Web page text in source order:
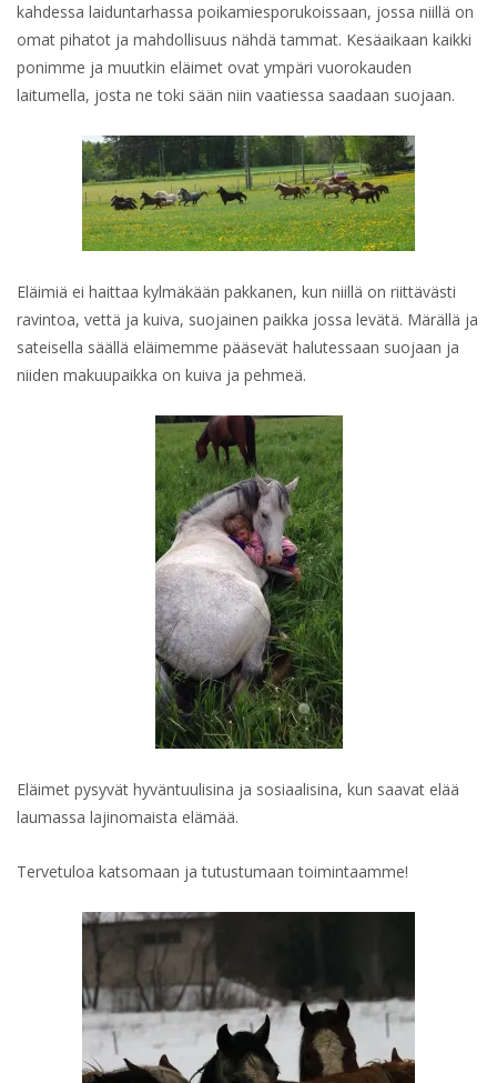
kahdessa laiduntarhassa poikamiesporukoissaan, jossa niillä on
omat pihatot ja mahdollisuus nähdä tammat. Kesäaikaan kaikki
ponimme ja muutkin eläimet ovat ympäri vuorokauden
laitumella, josta ne toki sään niin vaatiessa saadaan suojaan.
Eläimiä ei haittaa kylmäkään pakkanen, kun niillä on riittävästi
ravintoa, vettä ja kuiva, suojainen paikka jossa levätä. Märällä ja
sateisella säällä eläimemme pääsevät halutessaan suojaan ja
niiden makuupaikka on kuiva ja pehmeä.
Eläimet pysyvät hyväntuulisina ja sosiaalisina, kun saavat elää
laumassa lajinomaista elämää.
Tervetuloa katsomaan ja tutustumaan toimintaamme!